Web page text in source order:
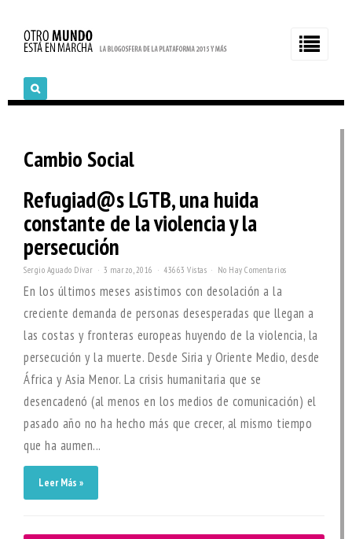
Cambio Social
Refugiad@s LGTB, una huida
constante de la violencia y la
persecución
Sergio Aguado Dívar 3 marzo, 2016 43663 Vistas No Hay Comentarios
En los últimos meses asistimos con desolación a la
creciente demanda de personas desesperadas que llegan a
las costas y fronteras europeas huyendo de la violencia, la
persecución y la muerte. Desde Siria y Oriente Medio, desde
África y Asia Menor. La crisis humanitaria que se
desencadenó (al menos en los medios de comunicación) el
pasado año no ha hecho más que crecer, al mismo tiempo
que ha aumen...
Leer Más »